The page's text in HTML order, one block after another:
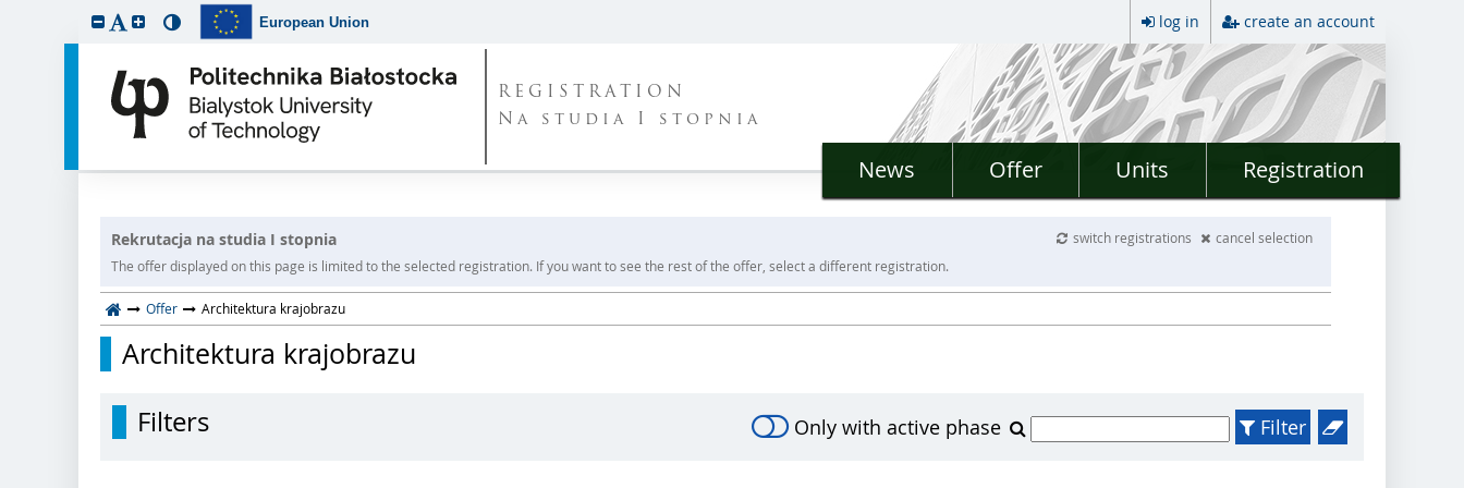
European Union log in create an account
REGISTRATION
Na studia I stopnia
News Offer Units Registration
Rekrutacja na studia I stopnia switch registrations
cancel selection
The offer displayed on this page is limited to the selected registration. If you want to see the rest of the offer, select a different registration.
Offer Architektura krajobrazu
Architektura krajobrazu
Filters Only with active phase Filter